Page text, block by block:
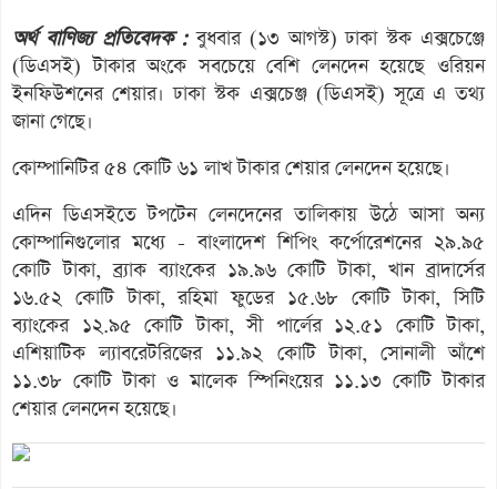
অর্থ বাণিজ্য প্রতিবেদক :বুধবার (১৩ আগস্ট) ঢাকা স্টক এক্সচেঞ্জে
(ডিএসই) টাকার অংকে সবচেয়ে বেশি লেনদেন হয়েছে ওরিয়ন
ইনফিউশনের শেয়ার। ঢাকা স্টক এক্সচেঞ্জ (ডিএসই) সূত্রে এ তথ্য
জানা গেছে।
কোম্পানিটির ৫৪ কোটি ৬১ লাখ টাকার শেয়ার লেনদেন হয়েছে।
এদিন ডিএসইতে টপটেন লেনদেনের তালিকায় উঠে আসা অন্য
কোম্পানিগুলোর মধ্যে - বাংলাদেশ শিপিং কর্পোরেশনের ২৯.৯৫
কোটি টাকা, ব্র্যাক ব্যাংকের ১৯.৯৬ কোটি টাকা, খান ব্রাদার্সের
১৬.৫২ কোটি টাকা, রহিমা ফুডের ১৫.৬৮ কোটি টাকা, সিটি
ব্যাংকের ১২.৯৫ কোটি টাকা, সী পার্লের ১২.৫১ কোটি টাকা,
এশিয়াটিক ল্যাবরেটরিজের ১১.৯২ কোটি টাকা, সোনালী আঁশে
১১.৩৮ কোটি টাকা ও মালেক স্পিনিংয়ের ১১.১৩ কোটি টাকার
শেয়ার লেনদেন হয়েছে।